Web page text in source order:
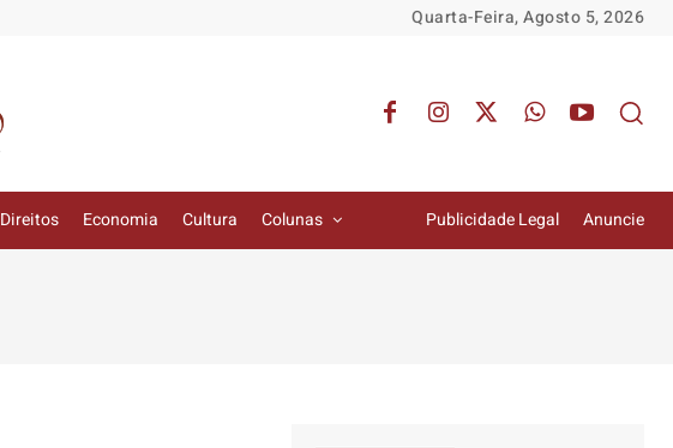
Quarta-Feira, Agosto 5, 2026
Direitos Economia Cultura Colunas Publicidade Legal Anuncie